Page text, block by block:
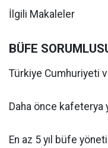
İlgili Makaleler
BÜFE
Türkiye Cumhuriyeti
Daha önce kafeterya
En az 5 yıl büfe